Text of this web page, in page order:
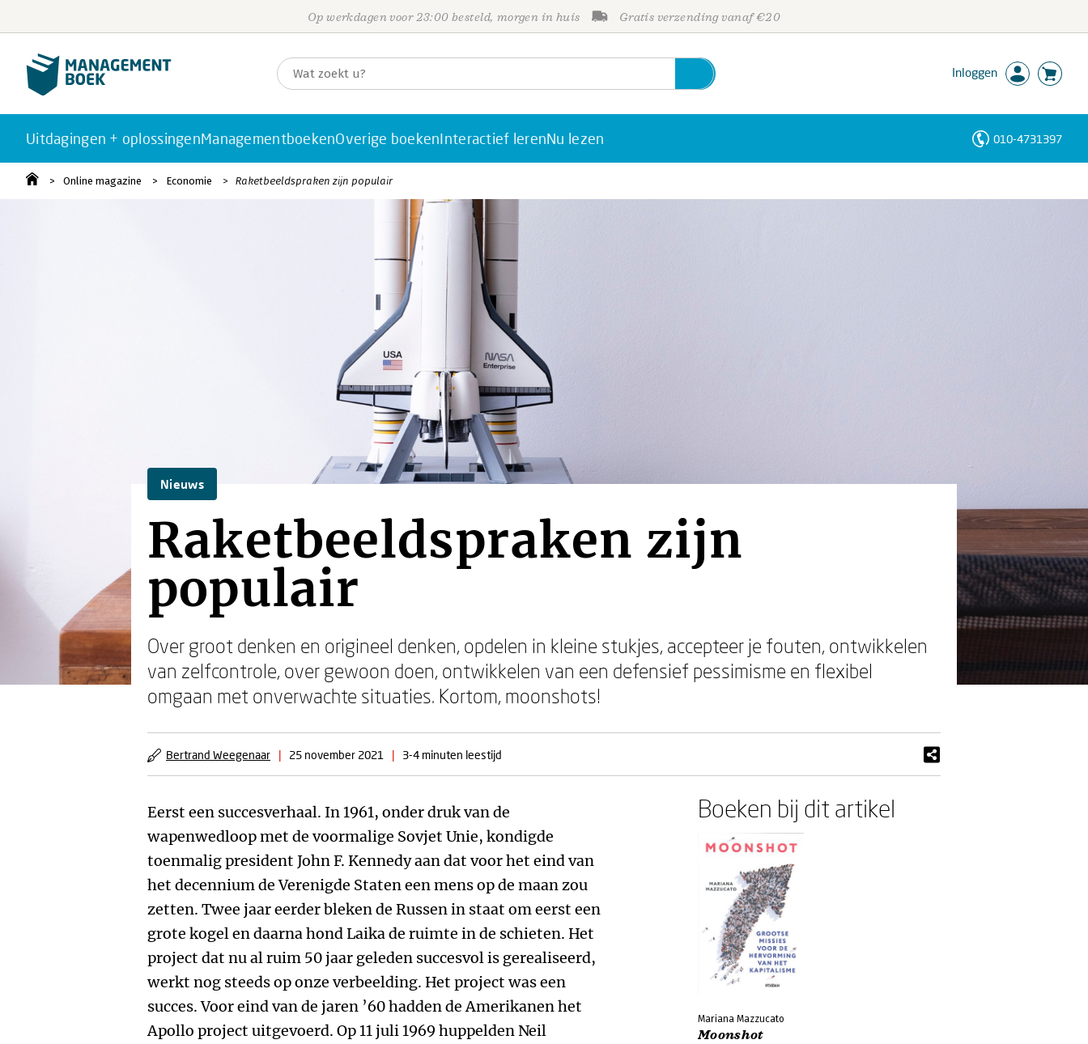
Op werkdagen voor 23:00 besteld, morgen in huis Gratis verzending vanaf €20
Inloggen
Uitdagingen + oplossingenManagementboekenOverige boekenInteractief lerenNu lezen 010-4731397
Online magazine Economie Raketbeeldspraken zijn populair
Nieuws
Raketbeeldspraken zijn
populair
Over groot denken en origineel denken, opdelen in kleine stukjes, accepteer je fouten, ontwikkelen
van zelfcontrole, over gewoon doen, ontwikkelen van een defensief pessimisme en flexibel
omgaan met onverwachte situaties. Kortom, moonshots!
Bertrand Weegenaar | 25 november 2021 | 3-4 minuten leestijd
Eerst een succesverhaal. In 1961, onder druk van de
wapenwedloop met de voormalige Sovjet Unie, kondigde
toenmalig president John F. Kennedy aan dat voor het eind van
het decennium de Verenigde Staten een mens op de maan zou
zetten. Twee jaar eerder bleken de Russen in staat om eerst een
grote kogel en daarna hond Laika de ruimte in de schieten. Het
project dat nu al ruim 50 jaar geleden succesvol is gerealiseerd,
werkt nog steeds op onze verbeelding. Het project was een
succes. Voor eind van de jaren ’60 hadden de Amerikanen het
Apollo project uitgevoerd. Op 11 juli 1969 huppelden Neil
Boeken bij dit artikel
Mariana Mazzucato
Moonshot
Personen